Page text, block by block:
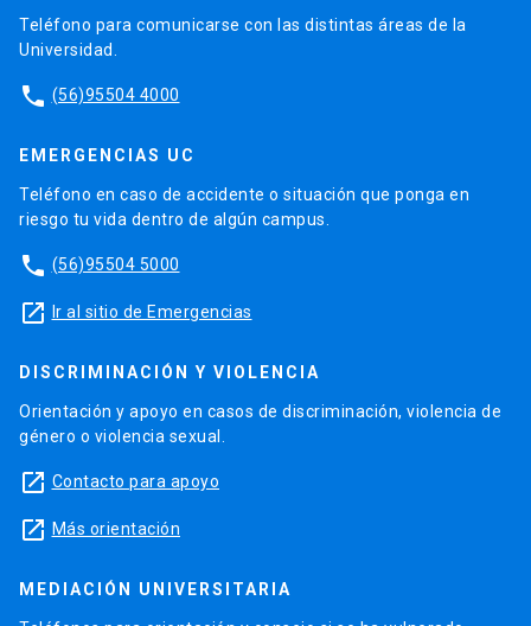
Teléfono para comunicarse con las distintas áreas de la
Universidad.
phone (56)95504 4000
EMERGENCIAS UC
Teléfono en caso de accidente o situación que ponga en
riesgo tu vida dentro de algún campus.
phone (56)95504 5000
launch Ir al sitio de Emergencias
DISCRIMINACIÓN Y VIOLENCIA
Orientación y apoyo en casos de discriminación, violencia de
género o violencia sexual.
launch Contacto para apoyo
launch Más orientación
MEDIACIÓN UNIVERSITARIA